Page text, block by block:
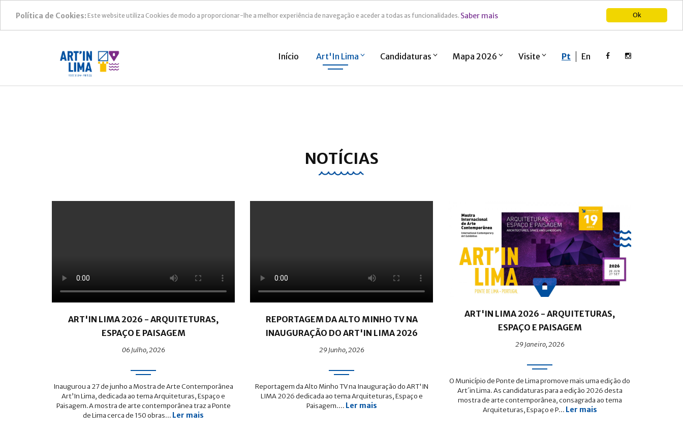
Ok
Política de Cookies: Este website utiliza Cookies de modo a proporcionar-lhe a melhor experiência de navegação e aceder a todas as funcionalidades. Saber mais
Início Art'In Lima Candidaturas Mapa 2026 Visite Pt En
NOTÍCIAS
ART'IN LIMA 2026 - ARQUITETURAS,
ESPAÇO E PAISAGEM
06 Julho, 2026
Inaugurou a 27 de junho a Mostra de Arte Contemporânea
Art’In Lima, dedicada ao tema Arquiteturas, Espaço e
Paisagem.A mostra de arte contemporânea traz a Ponte
de Lima cerca de 150 obras... Ler mais
REPORTAGEM DA ALTO MINHO TV NA
INAUGURAÇÃO DO ART'IN LIMA 2026
29 Junho, 2026
Reportagem da Alto Minho TV na Inauguração do ART'IN
LIMA 2026 dedicada ao tema Arquiteturas, Espaço e
Paisagem.... Ler mais
ART'IN LIMA 2026 - ARQUITETURAS,
ESPAÇO E PAISAGEM
29 Janeiro, 2026
O Município de Ponte de Lima promove mais uma edição do
Art´in Lima. As candidaturas para a edição 2026 desta
mostra de arte contemporânea, consagrada ao tema
Arquiteturas, Espaço e P... Ler mais